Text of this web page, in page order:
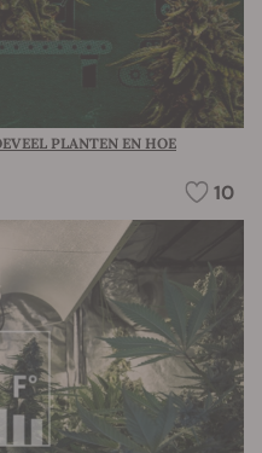
PLANTEN EN HOE
10